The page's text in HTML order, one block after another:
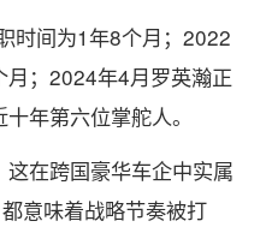
时间为1年8个月；2022
；2024年4月罗英瀚正
年第六位掌舵人。
在跨国豪华车企中实属
意味着战略节奏被打